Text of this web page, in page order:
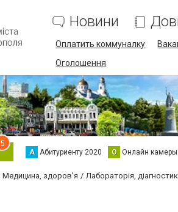
Новини
Оплатить коммуналку
Оголошення
5
А Абитуриенту 2020 О Онлайн камеры
Медицина, здоров'я Лабораторія,